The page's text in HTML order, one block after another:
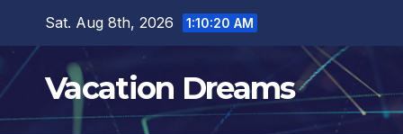
content
Sat. Aug 8th, 2026 1:10:21 AM
Vacation Dreams